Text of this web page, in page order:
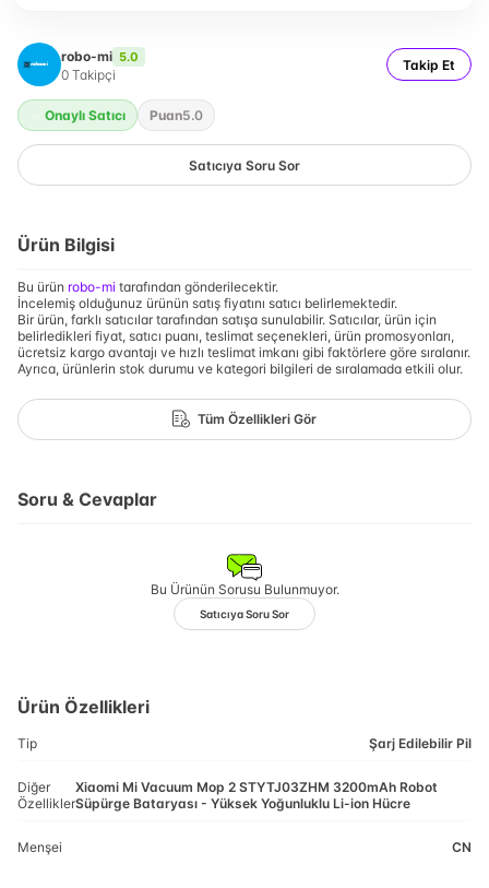
robo-mi 5.0
0 Takipçi
Takip Et
Onaylı Satıcı Puan5.0
Satıcıya Soru Sor
Ürün Bilgisi
Bu ürün robo-mi tarafından gönderilecektir.
İncelemiş olduğunuz ürünün satış fiyatını satıcı belirlemektedir.
Bir ürün, farklı satıcılar tarafından satışa sunulabilir. Satıcılar, ürün için
belirledikleri fiyat, satıcı puanı, teslimat seçenekleri, ürün promosyonları,
ücretsiz kargo avantajı ve hızlı teslimat imkanı gibi faktörlere göre sıralanır.
Ayrıca, ürünlerin stok durumu ve kategori bilgileri de sıralamada etkili olur.
Tüm Özellikleri Gör
Soru & Cevaplar
Bu Ürünün Sorusu Bulunmuyor.
Satıcıya Soru Sor
Ürün Özellikleri
Tip Şarj Edilebilir Pil
Diğer
Özellikler
Xiaomi Mi Vacuum Mop 2 STYTJ03ZHM 3200mAh Robot
Süpürge Bataryası - Yüksek Yoğunluklu Li-ion Hücre
Menşei CN